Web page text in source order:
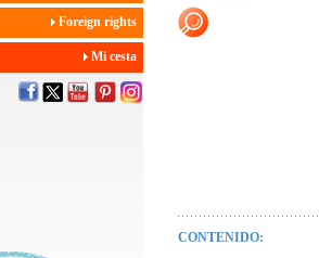
Foreign rights
Mi cesta
CONTENIDO: